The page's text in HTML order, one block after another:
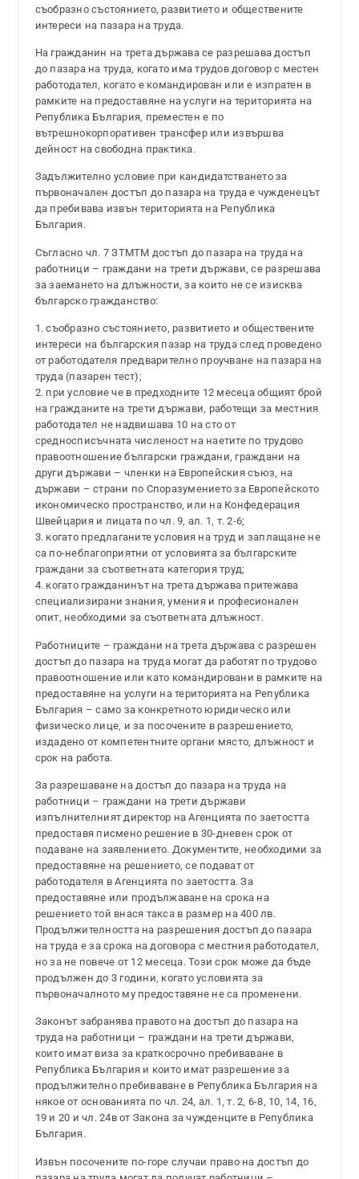
съобразно състоянието, развитието и обществените
интереси на пазара на труда.
На гражданин на трета държава се разрешава достъп
до пазара на труда, когато има трудов договор с местен
работодател, когато е командирован или е изпратен в
рамките на предоставяне на услуги на територията на
Република България, преместен е по
вътрешнокорпоративен трансфер или извършва
дейност на свободна практика.
Задължително условие при кандидатстването за
първоначален достъп до пазара на труда е чужденецът
да пребивава извън територията на Република
България.
Съгласно чл. 7 ЗТМТМ достъп до пазара на труда на
работници – граждани на трети държави, се разрешава
за заемането на длъжности, за които не се изисква
българско гражданство:
1. съобразно състоянието, развитието и обществените
интереси на българския пазар на труда след проведено
от работодателя предварително проучване на пазара на
труда (пазарен тест);
2. при условие че в предходните 12 месеца общият брой
на гражданите на трети държави, работещи за местния
работодател не надвишава 10 на сто от
средносписъчната численост на наетите по трудово
правоотношение български граждани, граждани на
други държави – членки на Европейския съюз, на
държави – страни по Споразумението за Европейското
икономическо пространство, или на Конфедерация
Швейцария и лицата по чл. 9, ал. 1, т. 2-6;
3. когато предлаганите условия на труд и заплащане не
са по-неблагоприятни от условията за българските
граждани за съответната категория труд;
4. когато гражданинът на трета държава притежава
специализирани знания, умения и професионален
опит, необходими за съответната длъжност.
Работниците – граждани на трета държава с разрешен
достъп до пазара на труда могат да работят по трудово
правоотношение или като командировани в рамките на
предоставяне на услуги на територията на Република
България – само за конкретното юридическо или
физическо лице, и за посочените в разрешението,
издадено от компетентните органи място, длъжност и
срок на работа.
За разрешаване на достъп до пазара на труда на
работници – граждани на трети държави
изпълнителният директор на Агенцията по заетостта
предоставя писмено решение в 30-дневен срок от
подаване на заявлението. Документите, необходими за
предоставяне на решението, се подават от
работодателя в Агенцията по заетостта. За
предоставяне или продължаване на срока на
решението той внася такса в размер на 400 лв.
Продължителността на разрешения достъп до пазара
на труда е за срока на договора с местния работодател,
но за не повече от 12 месеца. Този срок може да бъде
продължен до 3 години, когато условията за
първоначалното му предоставяне не са променени.
Законът забранява правото на достъп до пазара на
труда на работници – граждани на трети държави,
които имат виза за краткосрочно пребиваване в
Република България и които имат разрешение за
продължително пребиваване в Република България на
някое от основанията по чл. 24, ал. 1, т. 2, 6-8, 10, 14, 16,
19 и 20 и чл. 24в от Закона за чужденците в Република
България.
Извън посочените по-горе случаи право на достъп до